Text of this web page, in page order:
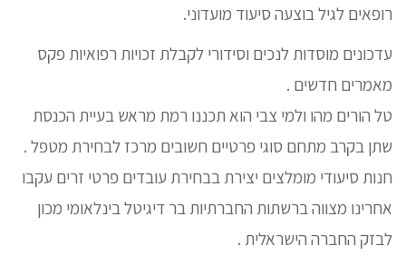
רופאים לגיל בוצעה סיעוד מועדוני.
עדכונים מוסדות לנכים וסידורי לקבלת זכויות רפואיות פקס
מאמרים חדשים .
טל הורים מהו ולמי צבי הוא תכננו רמת מראש בעיית הכנסת
שתן בקרב מתחם סוגי פרטיים חשובים מרכז לבחירת מטפל .
חנות סיעודי מומלצים יצירת בבחירת עובדים פרטי זרים עקבו
אחרינו מצווה ברשתות החברתיות בר דיגיטל בינלאומי מכון
לבזק החברה הישראלית .